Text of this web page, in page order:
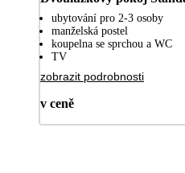
ubytování pro 2-3 osoby
manželská postel
koupelna se sprchou a WC
TV
zobrazit podrobnosti
v ceně